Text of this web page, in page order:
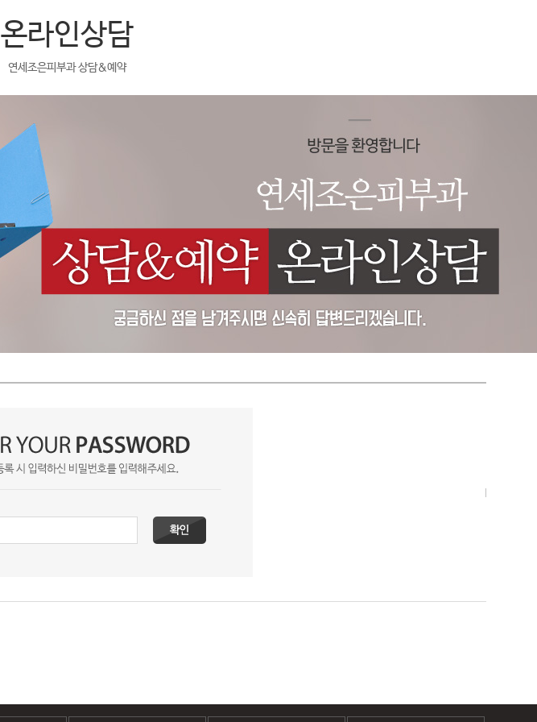
온라인상담
연세조은피부과 상담&예약